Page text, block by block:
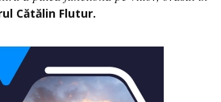
Cătălin Flutur.